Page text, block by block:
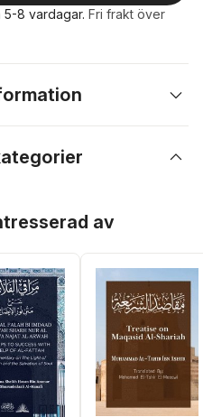
5-8 vardagar. Fri frakt över
av